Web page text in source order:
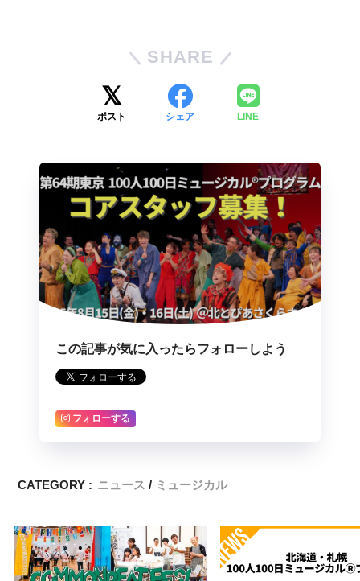
SHARE
ポスト シェア LINE
この記事が気に入ったらフォローしよう
フォローする
CATEGORY : ニュース ミュージカル